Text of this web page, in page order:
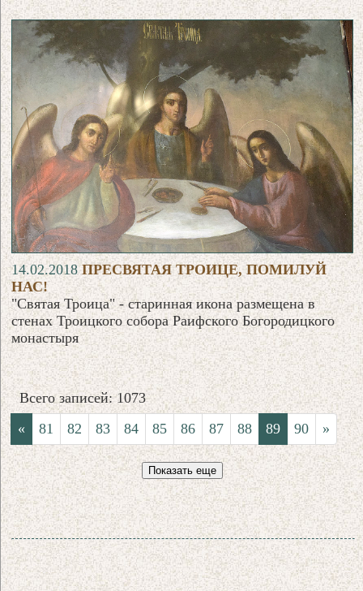
14.02.2018ПРЕСВЯТАЯ ТРОИЦЕ, ПОМИЛУЙ
НАС!
"Святая Троица" - старинная икона размещена в
стенах Троицкого собора Раифского Богородицкого
монастыря
Всего записей: 1073
«
81 82 83 84 85 86 87 88 89 90 »
Показать еще